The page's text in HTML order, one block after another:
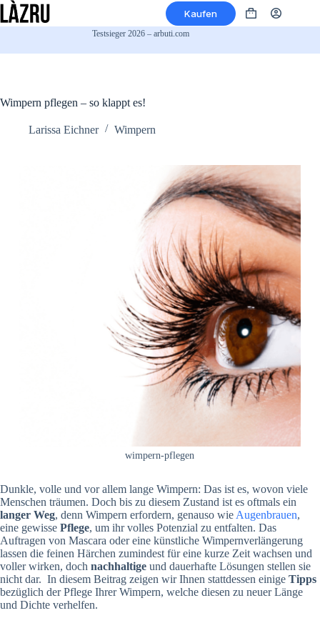
Zum
Inhalt
Kaufen Warenkorb
Testsieger 2026 – arbuti.com
Wimpern pflegen – so klappt es!
Larissa Eichner Wimpern
wimpern-pflegen
Dunkle, volle und vor allem lange Wimpern: Das ist es, wovon viele
Menschen träumen. Doch bis zu diesem Zustand ist es oftmals ein
langer Weg, denn Wimpern erfordern, genauso wie Augenbrauen,
eine gewisse Pflege, um ihr volles Potenzial zu entfalten. Das
Auftragen von Mascara oder eine künstliche Wimpernverlängerung
lassen die feinen Härchen zumindest für eine kurze Zeit wachsen und
voller wirken, doch nachhaltige und dauerhafte Lösungen stellen sie
nicht dar. In diesem Beitrag zeigen wir Ihnen stattdessen einige Tipps
bezüglich der Pflege Ihrer Wimpern, welche diesen zu neuer Länge
und Dichte verhelfen.